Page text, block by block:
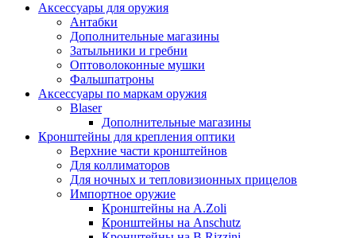
Аксессуары для оружия
Антабки
Дополнительные магазины
Затыльники и гребни
Оптоволоконные мушки
Фальшпатроны
Аксессуары по маркам оружия
Blaser
Дополнительные магазины
Кронштейны для крепления оптики
Верхние части кронштейнов
Для коллиматоров
Для ночных и тепловизионных прицелов
Импортное оружие
Кронштейны на A.Zoli
Кронштейны на Anschutz